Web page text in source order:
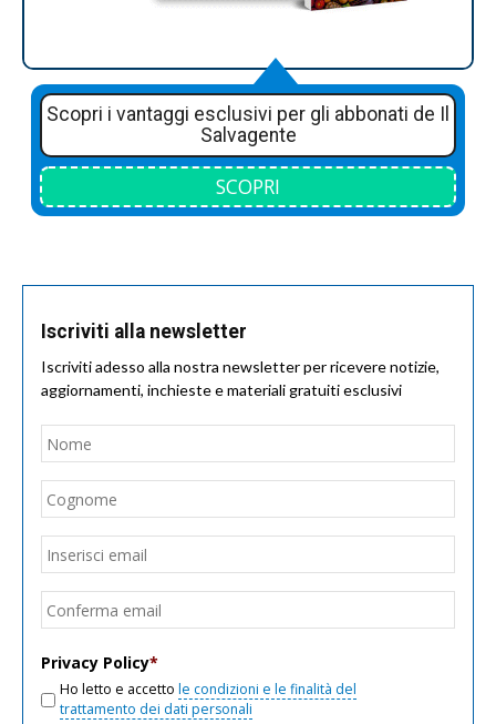
Scopri i vantaggi esclusivi per gli abbonati de Il
Salvagente
SCOPRI
Iscriviti alla newsletter
Iscriviti adesso alla nostra newsletter per ricevere notizie,
aggiornamenti, inchieste e materiali gratuiti esclusivi
Nome
Email
Privacy Policy*
Ho letto e accetto le condizioni e le finalità del
trattamento dei dati personali